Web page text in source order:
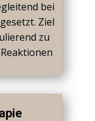
bei
Ziel
zu